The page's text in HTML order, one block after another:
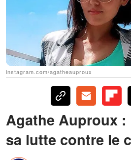
instagram.com/agatheauproux
Agathe Auproux
sa lutte contre le